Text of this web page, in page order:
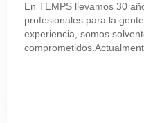
En TEMPS llevamos 30
profesionales para la
experiencia, somos